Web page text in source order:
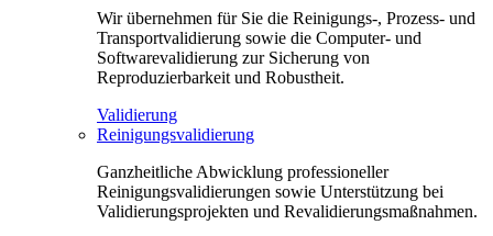
Wir übernehmen für Sie die Reinigungs-, Prozess- und
Transportvalidierung sowie die Computer- und
Softwarevalidierung zur Sicherung von
Reproduzierbarkeit und Robustheit.
Validierung
Reinigungsvalidierung
Ganzheitliche Abwicklung professioneller
Reinigungsvalidierungen sowie Unterstützung bei
Validierungsprojekten und Revalidierungsmaßnahmen.